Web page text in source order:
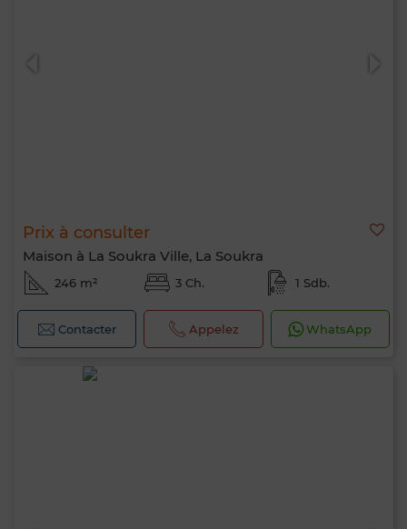
Prix à consulter
Maison à La Soukra Ville, La Soukra
246 m² 3 Ch. 1 Sdb.
Contacter Appelez WhatsApp